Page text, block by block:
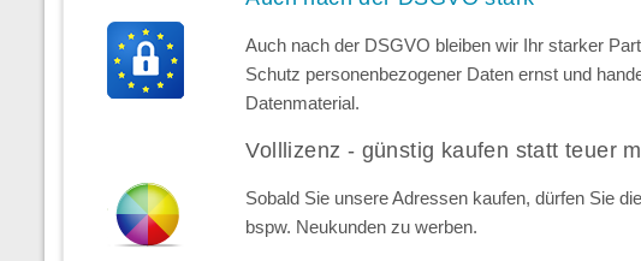
Auch nach der DSGVO bleiben wir Ihr starker
Schutz personenbezogener Daten ernst und
Datenmaterial.
Volllizenz - günstig kaufen statt teuer
Sobald Sie unsere Adressen kaufen, dürfen Sie
bspw. Neukunden zu werben.